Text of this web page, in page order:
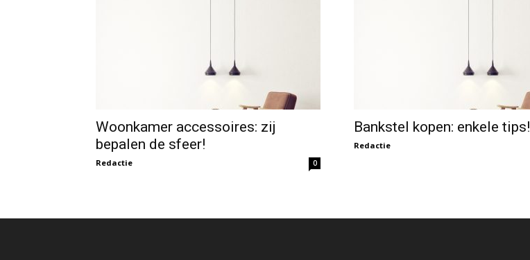
Woonkamer accessoires: zij
bepalen de sfeer!
Redactie 0
Bankstel kopen: enkele tips!
Redactie